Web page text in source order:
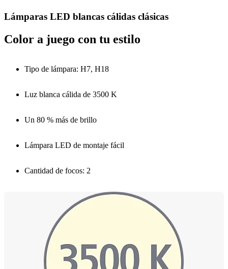
Lámparas LED blancas cálidas clásicas
Color a juego con tu estilo
Tipo de lámpara: H7, H18
Luz blanca cálida de 3500 K
Un 80 % más de brillo
Lámpara LED de montaje fácil
Cantidad de focos: 2